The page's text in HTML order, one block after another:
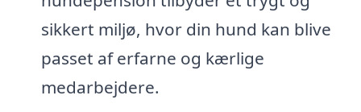
sikkert miljø, hvor din hund kan blive
passet af erfarne og kærlige
medarbejdere.